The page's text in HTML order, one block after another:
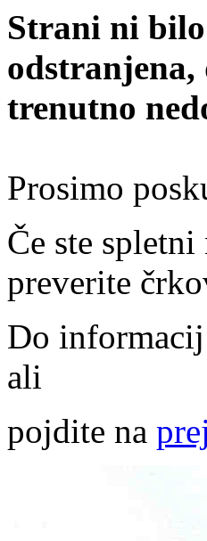
Strani ni
odstranjena,
trenutno
Prosimo
Če ste
preverite
Do
ali
pojdite na